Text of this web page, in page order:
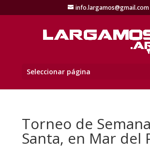
info.largamos@gmail.com
Seleccionar página
Torneo de Semana
Santa, en Mar del